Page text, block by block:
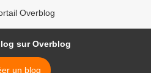
Overblog
sur Overblog
un blog